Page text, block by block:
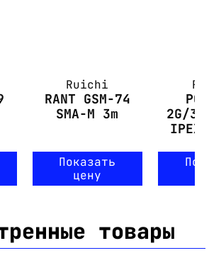
Ruichi
RANT GSM-74
SMA-M 3m
Показать
цену
2G/
товары